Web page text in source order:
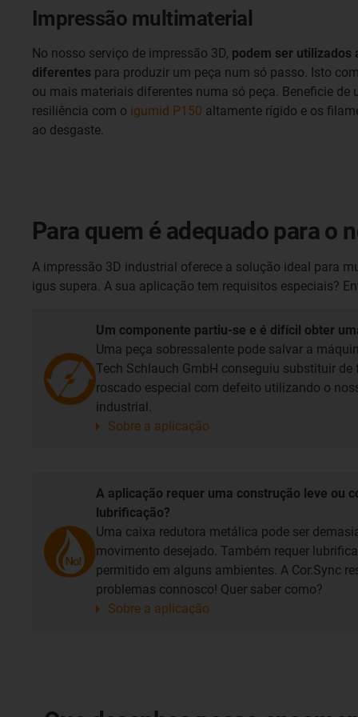
Impressão multimaterial
No nosso serviço de impressão 3D, podem ser utilizados
diferentes para produzir um peça num só passo. Isto
ou mais materiais diferentes numa só peça. Beneficie de
resiliência com o igumid P150 altamente rígido e os
ao desgaste.
Para quem é adequado para o
A impressão 3D industrial oferece a solução ideal para
igus supera. A sua aplicação tem requisitos especiais?
Um componente partiu-se e é difícil obter
Uma peça sobressalente pode salvar a
Tech Schlauch GmbH conseguiu substituir
roscado especial com defeito utilizando o
industrial.
Sobre a aplicação
A aplicação requer uma construção leve ou
lubrificação?
Uma caixa redutora metálica pode ser
movimento desejado. Também requer
permitido em alguns ambientes. A Cor.Sync
problemas connosco! Quer saber como?
Sobre a aplicação